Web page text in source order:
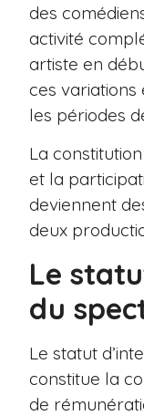
des
activité
artiste en
ces
les périodes
La
et la
deviennent
deux
Le
du
Le statut
constitue la
de